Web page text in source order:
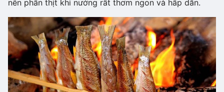
nên phần thịt khi nướng rất thơm ngon và hấp dẫn.